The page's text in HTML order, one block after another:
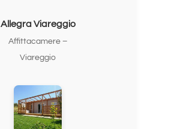
Allegra Viareggio
Affittacamere –
Viareggio